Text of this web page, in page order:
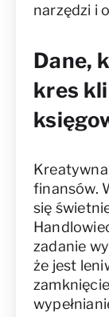
narzędzi i
Dane,
kres
finansów.
się
zadanie
że jest